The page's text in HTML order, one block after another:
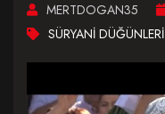
MERTDOGAN35
SÜRYANI DÜĞÜNLERI